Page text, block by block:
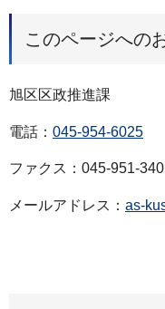
このページへの
旭区区政推進課
電話： 045-954-6025
ファクス：045-951-
メールアドレス： as-